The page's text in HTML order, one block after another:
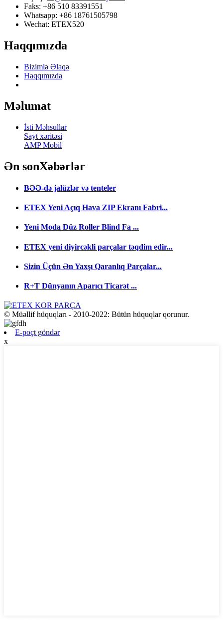
Faks: +86 510 83391551
Whatsapp: +86 18761505798
Wechat: ETEX520
Haqqımızda
Bizimlə Əlaqə
Haqqımızda
Məlumat
İsti Məhsullar
Sayt xəritəsi
AMP Mobil
Ən sonXəbərlər
BƏƏ-də jalüzlər və tenteler
ETEX Yeni Açıq Hava ZIP Ekranı Fabri...
Yeni Moda Düz Roller Blind Fa ...
ETEX yeni diyircəkli parçalar təqdim edir...
Sizin Üçün Ən Yaxşı Qaranlıq Parçalar...
R+T Dünyanın Aparıcı Ticarət ...
© Müəllif hüquqları - 2010-2022: Bütün hüquqlar qorunur.
E-poçt göndər
x